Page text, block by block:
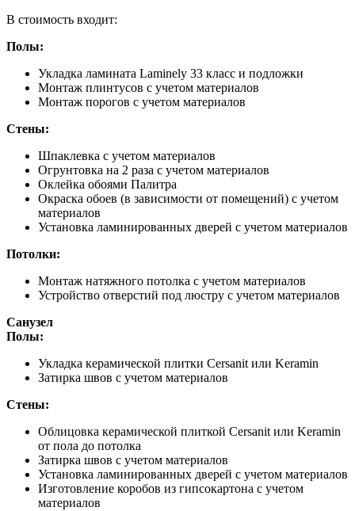
В стоимость входит:
Полы:
Укладка ламината Laminely 33 класс и подложки
Монтаж плинтусов с учетом материалов
Монтаж порогов с учетом материалов
Стены:
Шпаклевка с учетом материалов
Огрунтовка на 2 раза с учетом материалов
Оклейка обоями Палитра
Окраска обоев (в зависимости от помещений) с учетом
материалов
Установка ламинированных дверей с учетом материалов
Потолки:
Монтаж натяжного потолка с учетом материалов
Устройство отверстий под люстру с учетом материалов
Санузел
Полы:
Укладка керамической плитки Cersanit или Keramin
Затирка швов с учетом материалов
Стены:
Облицовка керамической плиткой Cersanit или Keramin
от пола до потолка
Затирка швов с учетом материалов
Установка ламинированных дверей с учетом материалов
Изготовление коробов из гипсокартона с учетом
материалов